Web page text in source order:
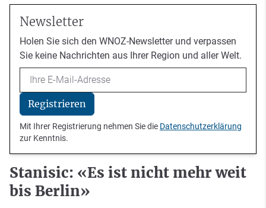
Newsletter
Holen Sie sich den WNOZ-Newsletter und verpassen
Sie keine Nachrichten aus Ihrer Region und aller Welt.
Email
Registrieren
Mit Ihrer Registrierung nehmen Sie die Datenschutzerklärung
zur Kenntnis.
Stanisic: «Es ist nicht mehr weit
bis Berlin»